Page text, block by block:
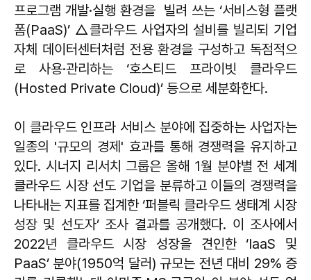
프로그램 개발·실행 환경을 빌려 쓰는 ‘서비스형 플랫
폼(PaaS)’ △클라우드 사업자의 설비를 빌리되 기업
자체 데이터센터처럼 전용 환경을 구성하고 독점적으
로 사용·관리하는 ‘호스티드 프라이빗 클라우드
(Hosted Private Cloud)’ 등으로 세분화한다.
이 클라우드 인프라 서비스 분야에 집중하는 사업자는
일종의 '규모의 경제' 효과를 통해 경쟁력을 유지하고
있다. 시너지 리서치 그룹은 올해 1월 분야별 전 세계
클라우드 시장 선도 기업을 분류하고 이들의 경쟁력을
나타내는 지표를 집계한 ‘퍼블릭 클라우드 생태계 시장
성장 및 선도자’ 조사 결과를 공개했다. 이 조사에서
2022년 클라우드 시장 성장을 견인한 ‘IaaS 및
PaaS’ 분야(1950억 달러) 규모는 전년 대비 29% 증